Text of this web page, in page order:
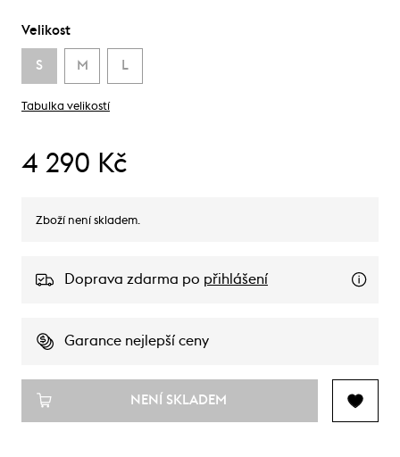
Velikost
S M L
Tabulka velikostí
4 290 Kč
Zboží není skladem.
Doprava zdarma po přihlášení
Garance nejlepší ceny
NENÍ SKLADEM